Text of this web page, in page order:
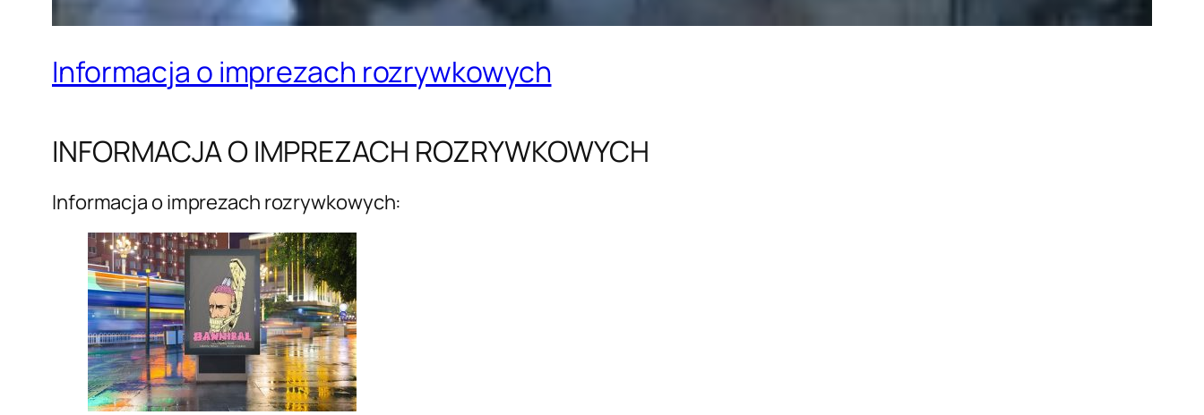
Informacja o imprezach rozrywkowych
INFORMACJA O IMPREZACH ROZRYWKOWYCH
Informacja o imprezach rozrywkowych: